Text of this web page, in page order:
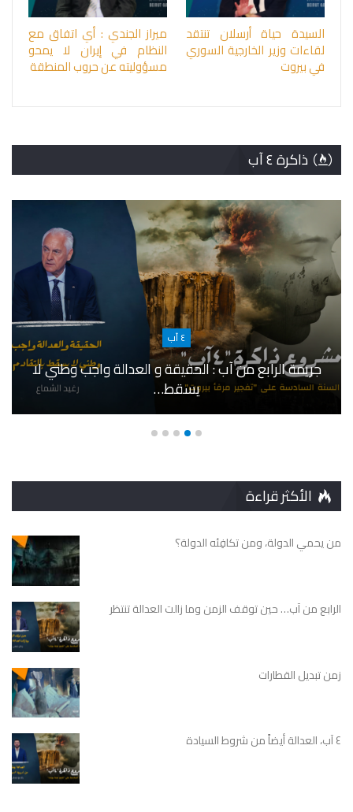
السيدة حياة أرسلان تنتقد
لقاءات وزير الخارجية السوري
في بيروت
ميراز الجندي : أي اتفاق مع
النظام في إيران لا يمحو
مسؤوليته عن حروب المنطقة
ذاكرة ٤ آب
٤ آب
جريمة الرابع من آب : الحقيقة و العدالة واجب وطني لا
يسقط…
الأكثر قراءة
من يحمي الدولة، ومن تكافِئه الدولة؟
الرابع من آب… حين توقف الزمن وما زالت العدالة تنتظر
زمن تبديل القطارات
٤ آب، العدالة أيضاً من شروط السيادة